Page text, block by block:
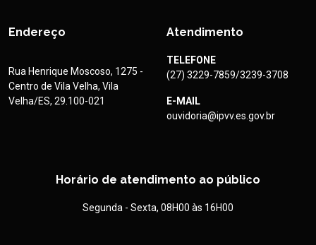
Endereço
Rua Henrique Moscoso, 1275 -
Centro de Vila Velha, Vila
Velha/ES, 29.100-021
Atendimento
TELEFONE
(27) 3229-7859/3239-3708
E-MAIL
ouvidoria@ipvv.es.gov.br
Horário de atendimento ao público
Segunda - Sexta, 08H00 às 16H00